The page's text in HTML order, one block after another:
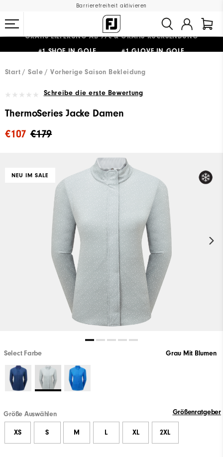
Barrierefreiheit aktivieren
Start
Sale Vorherige Saison Bekleidung
Schreibe die erste Bewertung
ThermoSeries Jacke Damen
€179
€107
NEU IM SALE
Select Farbe Grau Mit Blumen
Größe Auswählen Größenratgeber
XS S M L XL 2XL